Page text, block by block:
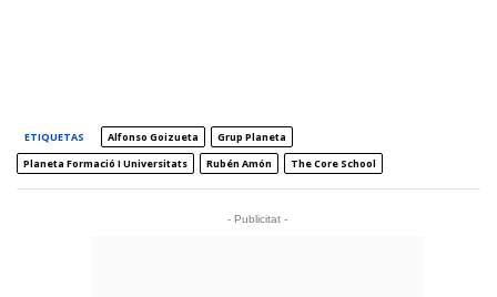
ETIQUETAS Alfonso Goizueta
Grup Planeta
Planeta Formació I Universitats
Rubén Amón The Core School
- Publicitat -